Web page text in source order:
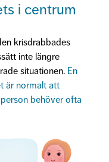
i centrum
krisdrabbades
inte längre
situationen. En
är normalt att
behöver ofta